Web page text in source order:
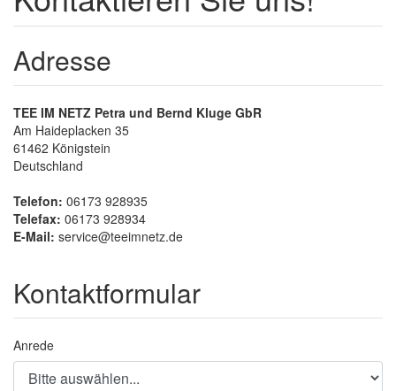
Adresse
TEE IM NETZ Petra und Bernd Kluge GbR
Am Haideplacken 35
61462 Königstein
Deutschland
Telefon: 06173 928935
Telefax: 06173 928934
E-Mail: service@teeimnetz.de
Kontaktformular
Anrede